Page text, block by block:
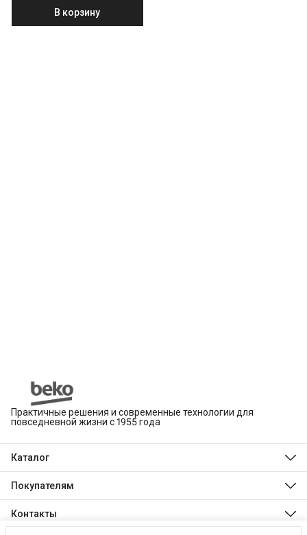
В корзину
Практичные решения и современные технологии для
повседневной жизни с 1955 года
Каталог
Hotpoint
Стиральные и сушильные машины
Посудомоечные машины
Покупателям
Оплата
Контакты